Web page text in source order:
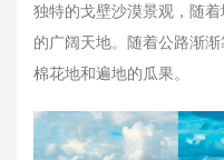
独特的戈壁沙漠景观，随
的广阔天地。随着公路渐
棉花地和遍地的瓜果。